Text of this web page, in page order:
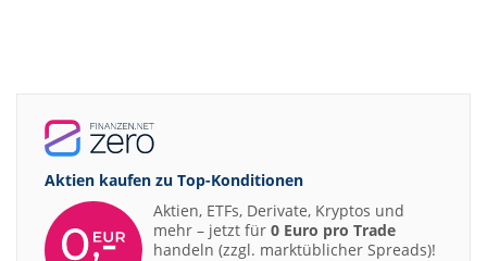
Aktien kaufen zu Top-Konditionen
Aktien, ETFs, Derivate, Kryptos und
mehr – jetzt für 0 Euro pro Trade
handeln (zzgl. marktüblicher Spreads)!